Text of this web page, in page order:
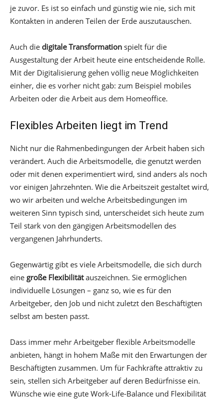
je zuvor. Es ist so einfach und günstig wie nie, sich mit
Kontakten in anderen Teilen der Erde auszutauschen.
Auch die digitale Transformation spielt für die
Ausgestaltung der Arbeit heute eine entscheidende Rolle.
Mit der Digitalisierung gehen völlig neue Möglichkeiten
einher, die es vorher nicht gab: zum Beispiel mobiles
Arbeiten oder die Arbeit aus dem Homeoffice.
Flexibles Arbeiten liegt im Trend
Nicht nur die Rahmenbedingungen der Arbeit haben sich
verändert. Auch die Arbeitsmodelle, die genutzt werden
oder mit denen experimentiert wird, sind anders als noch
vor einigen Jahrzehnten. Wie die Arbeitszeit gestaltet wird,
wo wir arbeiten und welche Arbeitsbedingungen im
weiteren Sinn typisch sind, unterscheidet sich heute zum
Teil stark von den gängigen Arbeitsmodellen des
vergangenen Jahrhunderts.
Gegenwärtig gibt es viele Arbeitsmodelle, die sich durch
eine große Flexibilitätauszeichnen. Sie ermöglichen
individuelle Lösungen – ganz so, wie es für den
Arbeitgeber, den Job und nicht zuletzt den Beschäftigten
selbst am besten passt.
Dass immer mehr Arbeitgeber flexible Arbeitsmodelle
anbieten, hängt in hohem Maße mit den Erwartungen der
Beschäftigten zusammen. Um für Fachkräfte attraktiv zu
sein, stellen sich Arbeitgeber auf deren Bedürfnisse ein.
Wünsche wie eine gute Work-Life-Balance und Flexibilität